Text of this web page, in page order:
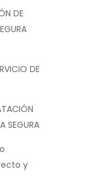
DE
DE
SEGURA
y